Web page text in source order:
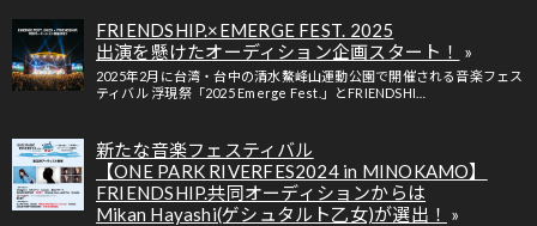
FRIENDSHIP.×EMERGE FEST. 2025
出演を懸けたオーディション企画スタート！
2025年2月に台湾・台中の清水鰲峰山運動公園で開催される音楽フェス
ティバル 浮現祭「2025 Emerge Fest.」とFRIENDSHI…
新たな音楽フェスティバル
【ONE PARK RIVERFES2024 in MINOKAMO】
FRIENDSHIP.共同オーディションからは
Mikan Hayashi(ゲシュタルト乙女)が選出！